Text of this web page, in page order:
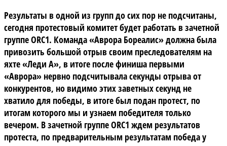
Результаты в одной из групп до сих пор не подсчитаны,
сегодня протестовый комитет будет работать в зачетной
группе ORC1. Команда «Аврора Бореалис» должна была
привозить большой отрыв своим преследователям на
яхте «Леди А», в итоге после финиша первыми
«Аврора» нервно подсчитывала секунды отрыва от
конкурентов, но видимо этих заветных секунд не
хватило для победы, в итоге был подан протест, по
итогам которого мы и узнаем победителя только
вечером. В зачетной группе ORC1 ждем результатов
протеста, по предварительным результатам победа у